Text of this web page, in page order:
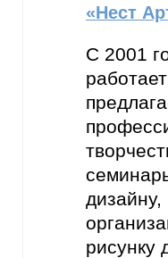
«Нест
С 2001
рисунку